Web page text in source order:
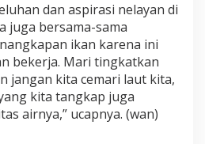
dan aspirasi nelayan di
juga bersama-sama
ikan karena ini
bekerja. Mari tingkatkan
jangan kita cemari laut kita,
kita tangkap juga
airnya,” ucapnya. (wan)